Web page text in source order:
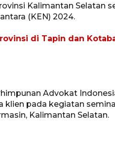
Kalimantan Selatan
(KEN) 2024.
di Tapin dan
Advokat
klien pada kegiatan
Kalimantan Selatan.
DPRD Syahrial
Turnamen